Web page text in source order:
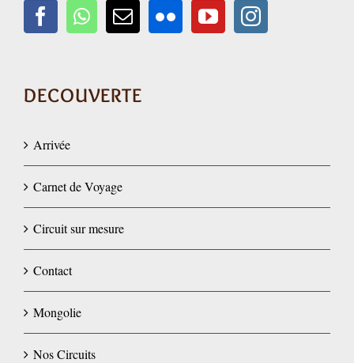
DECOUVERTE
Arrivée
Carnet de Voyage
Circuit sur mesure
Contact
Mongolie
Nos Circuits